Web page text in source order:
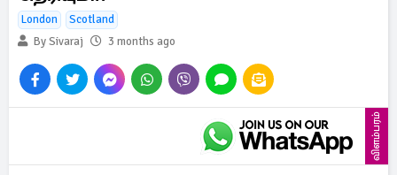
London
Scotland
By Sivaraj
3 months ago
விளம்பரம்